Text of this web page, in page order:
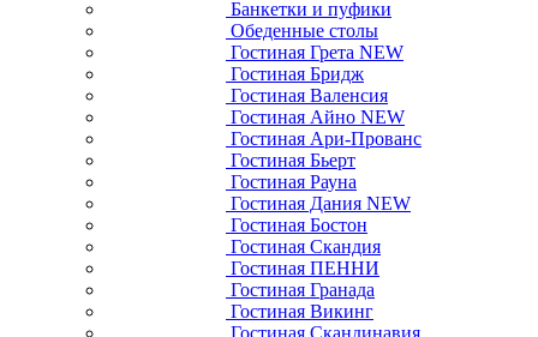
Банкетки и пуфики
Обеденные столы
Гостиная Грета NEW
Гостиная Бридж
Гостиная Валенсия
Гостиная Айно NEW
Гостиная Ари-Прованс
Гостиная Бьерт
Гостиная Рауна
Гостиная Дания NEW
Гостиная Бостон
Гостиная Скандия
Гостиная ПЕННИ
Гостиная Гранада
Гостиная Викинг
Гостиная Скандинавия